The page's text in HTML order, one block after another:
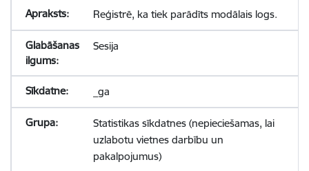
Reģistrē, ka tiek parādīts modālais logs.
Sesija
_ga
Statistikas sīkdatnes (nepieciešamas, lai
uzlabotu vietnes darbību un
pakalpojumus)